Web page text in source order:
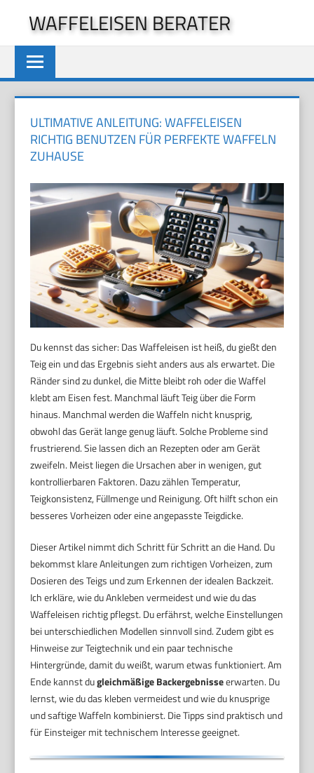
springen
WAFFELEISEN BERATER
ULTIMATIVE ANLEITUNG: WAFFELEISEN
RICHTIG BENUTZEN FÜR PERFEKTE WAFFELN
ZUHAUSE
Du kennst das sicher: Das Waffeleisen ist heiß, du gießt den
Teig ein und das Ergebnis sieht anders aus als erwartet. Die
Ränder sind zu dunkel, die Mitte bleibt roh oder die Waffel
klebt am Eisen fest. Manchmal läuft Teig über die Form
hinaus. Manchmal werden die Waffeln nicht knusprig,
obwohl das Gerät lange genug läuft. Solche Probleme sind
frustrierend. Sie lassen dich an Rezepten oder am Gerät
zweifeln. Meist liegen die Ursachen aber in wenigen, gut
kontrollierbaren Faktoren. Dazu zählen Temperatur,
Teigkonsistenz, Füllmenge und Reinigung. Oft hilft schon ein
besseres Vorheizen oder eine angepasste Teigdicke.
Dieser Artikel nimmt dich Schritt für Schritt an die Hand. Du
bekommst klare Anleitungen zum richtigen Vorheizen, zum
Dosieren des Teigs und zum Erkennen der idealen Backzeit.
Ich erkläre, wie du Ankleben vermeidest und wie du das
Waffeleisen richtig pflegst. Du erfährst, welche Einstellungen
bei unterschiedlichen Modellen sinnvoll sind. Zudem gibt es
Hinweise zur Teigtechnik und ein paar technische
Hintergründe, damit du weißt, warum etwas funktioniert. Am
Ende kannst dugleichmäßige Backergebnisseerwarten. Du
lernst, wie du das kleben vermeidest und wie du knusprige
und saftige Waffeln kombinierst. Die Tipps sind praktisch und
für Einsteiger mit technischem Interesse geeignet.